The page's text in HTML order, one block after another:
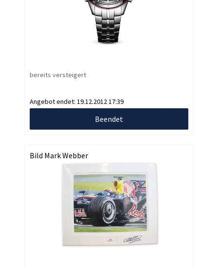
bereits versteigert
Angebot endet: 19.12.2012 17:39
Beendet
Bild Mark Webber